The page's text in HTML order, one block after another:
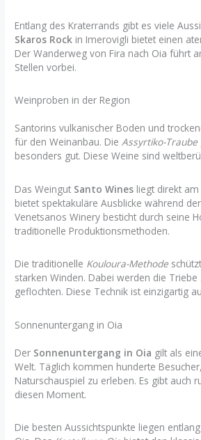
Entlang des Kraterrands gibt es viele
Skaros Rock in Imerovigli bietet einen
Der Wanderweg von Fira nach Oia führt
Stellen vorbei.
Weinproben in der Region
Santorins vulkanischer Boden und
für den Weinanbau. DieAssyrtiko-Traube
besonders gut. Diese Weine sind
Das Weingut Santo Wines liegt direkt am
bietet spektakuläre Ausblicke während
Venetsanos Winery besticht durch seine
traditionelle Produktionsmethoden.
Die traditionelle Kouloura-Methode
starken Winden. Dabei werden die
geflochten. Diese Technik ist einzigartig
Sonnenuntergang in Oia
Der Sonnenuntergang in Oia gilt als
Welt. Täglich kommen hunderte
Naturschauspiel zu erleben. Es gibt auch
diesen Moment.
Die besten Aussichtspunkte liegen